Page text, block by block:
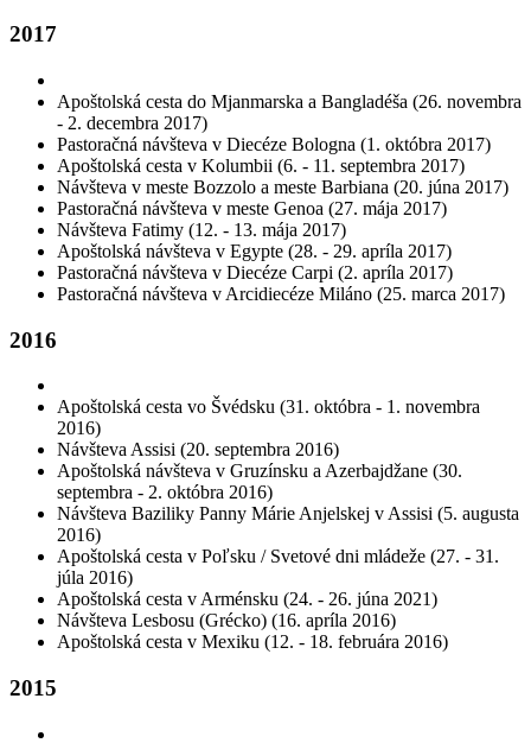
2017
Apoštolská cesta do Mjanmarska a Bangladéša (26. novembra
- 2. decembra 2017)
Pastoračná návšteva v Diecéze Bologna (1. októbra 2017)
Apoštolská cesta v Kolumbii (6. - 11. septembra 2017)
Návšteva v meste Bozzolo a meste Barbiana (20. júna 2017)
Pastoračná návšteva v meste Genoa (27. mája 2017)
Návšteva Fatimy (12. - 13. mája 2017)
Apoštolská návšteva v Egypte (28. - 29. apríla 2017)
Pastoračná návšteva v Diecéze Carpi (2. apríla 2017)
Pastoračná návšteva v Arcidiecéze Miláno (25. marca 2017)
2016
Apoštolská cesta vo Švédsku (31. októbra - 1. novembra
2016)
Návšteva Assisi (20. septembra 2016)
Apoštolská návšteva v Gruzínsku a Azerbajdžane (30.
septembra - 2. októbra 2016)
Návšteva Baziliky Panny Márie Anjelskej v Assisi (5. augusta
2016)
Apoštolská cesta v Poľsku / Svetové dni mládeže (27. - 31.
júla 2016)
Apoštolská cesta v Arménsku (24. - 26. júna 2021)
Návšteva Lesbosu (Grécko) (16. apríla 2016)
Apoštolská cesta v Mexiku (12. - 18. februára 2016)
2015